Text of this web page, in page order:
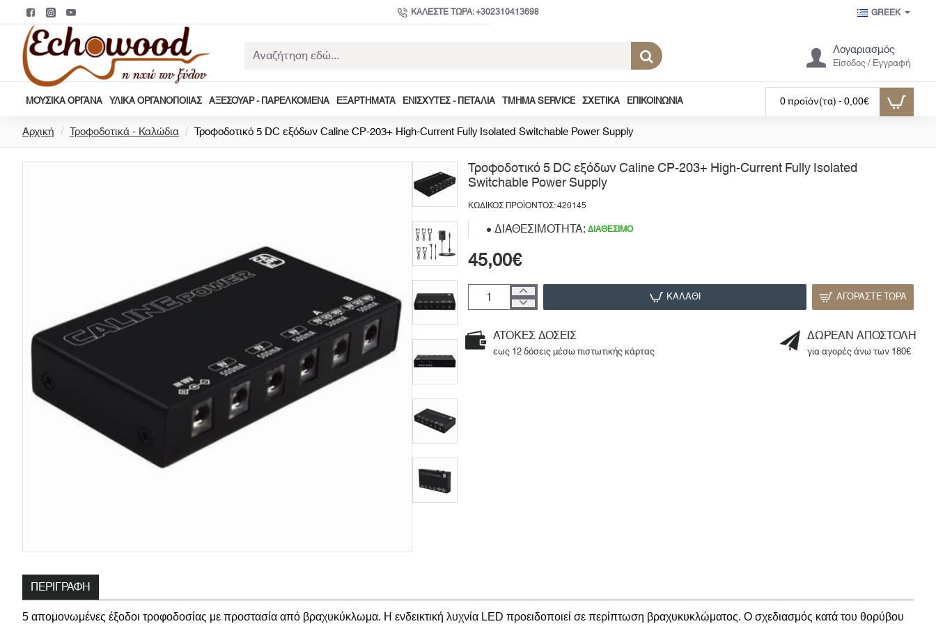
ΚΑΛΈΣΤΕ ΤΏΡΑ: +302310413698 GREEK
Αναζήτηση
εδώ...
Λογαριασμός
Είσοδος / Εγγραφή
ΜΟΥΣΙΚΆ ΌΡΓΑΝΑ ΥΛΙΚΆ ΟΡΓΑΝΟΠΟΙΊΑΣ ΑΞΕΣΟΥΆΡ - ΠΑΡΕΛΚΌΜΕΝΑ ΕΞΑΡΤΉΜΑΤΑ ΕΝΙΣΧΥΤΈΣ - ΠΕΤΆΛΙΑ ΤΜΉΜΑ SERVICE ΣΧΕΤΙΚΆ ΕΠΙΚΟΙΝΩΝΊΑ 0 προϊόν(τα) - 0,00€
Αρχική
m
Τροφοδοτικά - Καλώδια Τροφοδοτικό 5 DC εξόδων Caline CP-203+ High-Current Fully Isolated Switchable Power Supply
Τροφοδοτικό 5 DC εξόδων Caline CP-203+ High-Current Fully Isolated
Switchable Power Supply
ΚΩΔΙΚΌΣ ΠΡΟΪΌΝΤΟΣ: 420145
ΔΙΑΘΕΣΙΜΌΤΗΤΑ:ΔΙΑΘΈΣΙΜΟ
45,00€
ΚΑΛΆΘΙ ΑΓΟΡΆΣΤΕ ΤΏΡΑ
ΑΤΟΚΕΣ ΔΟΣΕΙΣ
εως 12 δόσεις μέσω πιστωτικής κάρτας
ΔΩΡΕΑΝ ΑΠΟΣΤΟΛΗ
για αγορές άνω των 180€
ΠΕΡΙΓΡΑΦΉ
5 απομονωμένες έξοδοι τροφοδοσίας με προστασία από βραχυκύκλωμα. Η ενδεικτική λυχνία LED προειδοποιεί σε περίπτωση βραχυκυκλώματος. Ο σχεδιασμός κατά του θορύβου